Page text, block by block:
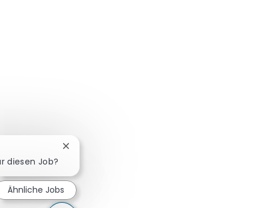
diesen Job?
Chatbot-Benachrichtigung schließen
Ähnliche Jobs